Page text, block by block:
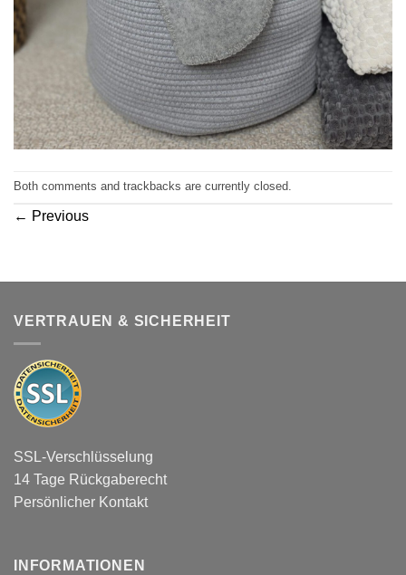
Both comments and trackbacks are currently closed.
← Previous
VERTRAUEN & SICHERHEIT
SSL-Verschlüsselung
14 Tage Rückgaberecht
Persönlicher Kontakt
INFORMATIONEN